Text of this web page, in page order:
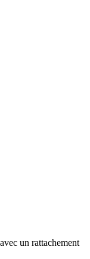
avec un rattachement